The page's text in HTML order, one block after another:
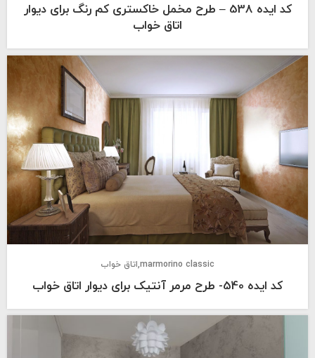
کد ایده 538 – طرح مخمل خاکستری کم رنگ برای دیوار
اتاق خواب
marmorino classic اتاق خواب
کد ایده 540- طرح مرمر آنتیک برای دیوار اتاق خواب